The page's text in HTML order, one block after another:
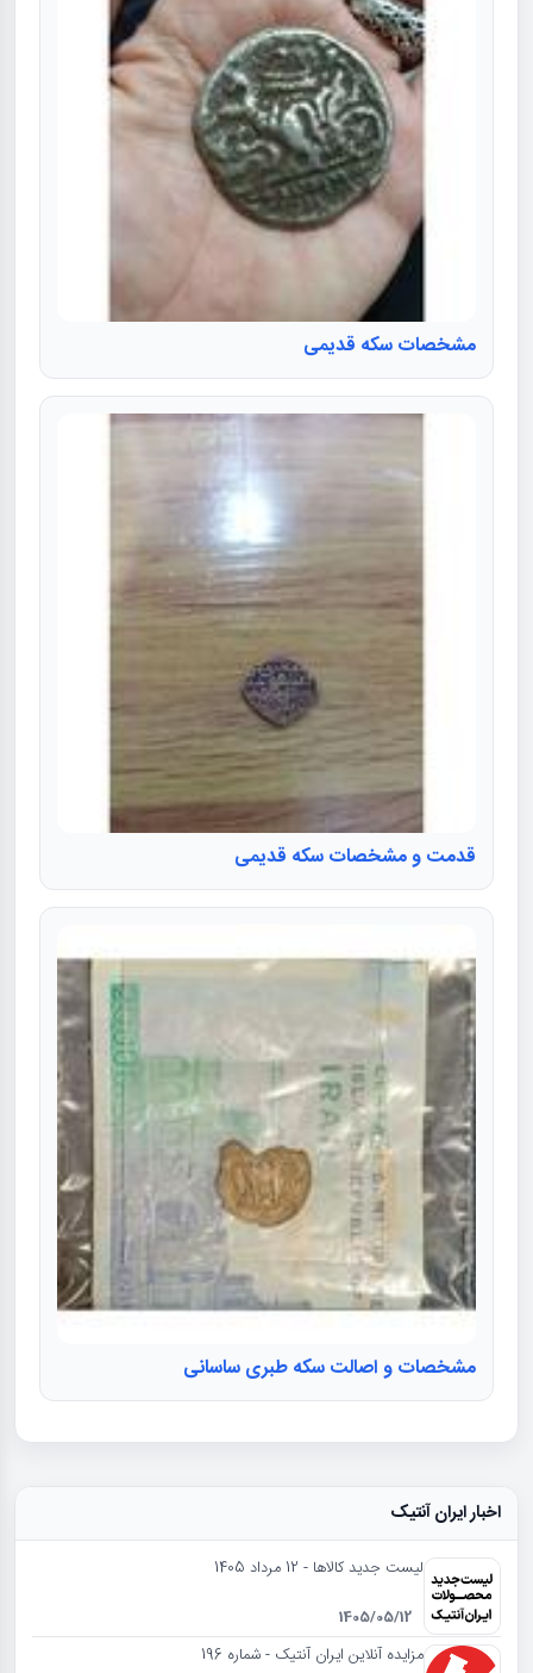
مشخصات سکه قدیمی
قدمت و مشخصات سکه قدیمی
مشخصات و اصالت سکه طبری ساسانی
اخبار ایران آنتیک
لیست جدید کالاها - 12 مرداد 1405
1405/05/12
مزایده آنلاین ایران آنتیک - شماره 196